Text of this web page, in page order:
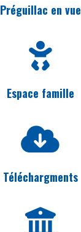
Préguillac en vue
Espace famille
Téléchargments